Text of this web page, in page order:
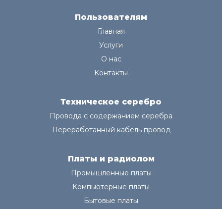
Пользователям
Главная
Услуги
О нас
Контакты
Техническое серебро
Провода с содержанием серебра
Переработанный кабель провод
Платы и радиолом
Промышленные платы
Компьютерные платы
Бытовые платы